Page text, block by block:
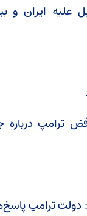
علیه ایران و
ترامپ
دولت ترامپ